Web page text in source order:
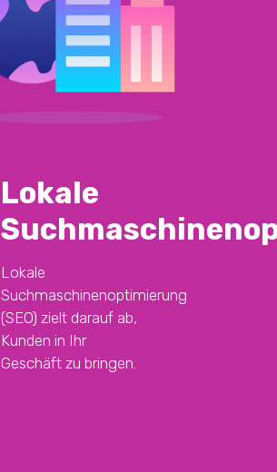
Lokale
Lokale
Suchmaschinenoptimierung
(SEO) zielt darauf ab,
Kunden in Ihr
Geschäft zu bringen.